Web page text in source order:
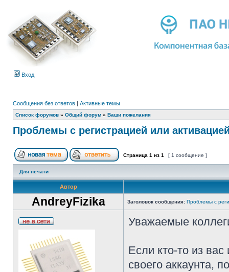
Вход
Сообщения без ответов | Активные темы
Список форумов » Общий форум » Ваши пожелания
Проблемы с регистрацией или
Страница 1 из 1 [ 1 сообщение ]
Для печати
Автор
AndreyFizika Заголовок сообщения: Проблемы с
Уважаемые
Если кто-то из
своего аккаунта,